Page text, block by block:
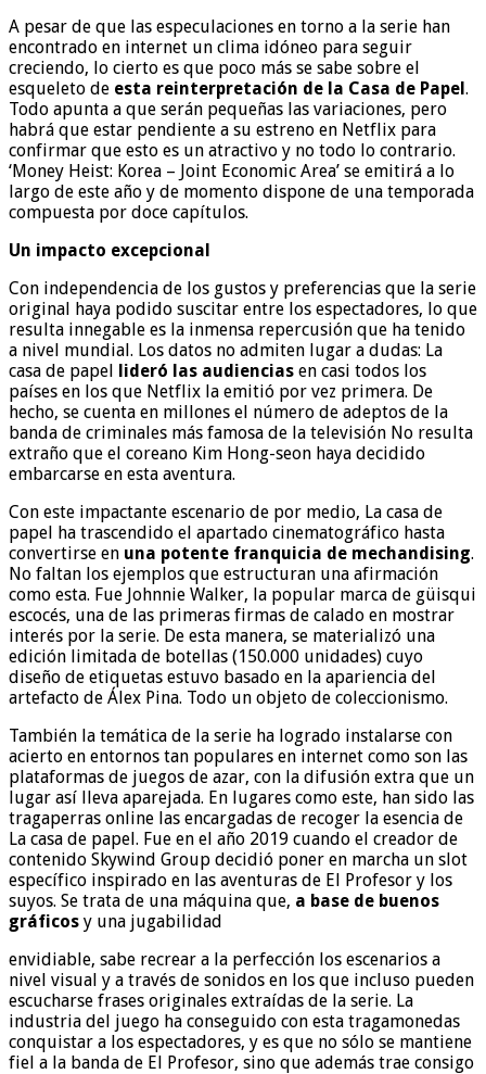
A pesar de que las especulaciones en torno a la serie han
encontrado en internet un clima idóneo para seguir
creciendo, lo cierto es que poco más se sabe sobre el
esqueleto de esta reinterpretación de la Casa de Papel.
Todo apunta a que serán pequeñas las variaciones, pero
habrá que estar pendiente a su estreno en Netflix para
confirmar que esto es un atractivo y no todo lo contrario.
‘Money Heist: Korea – Joint Economic Area’ se emitirá a lo
largo de este año y de momento dispone de una temporada
compuesta por doce capítulos.
Un impacto excepcional
Con independencia de los gustos y preferencias que la serie
original haya podido suscitar entre los espectadores, lo que
resulta innegable es la inmensa repercusión que ha tenido
a nivel mundial. Los datos no admiten lugar a dudas: La
casa de papel lideró las audiencias en casi todos los
países en los que Netflix la emitió por vez primera. De
hecho, se cuenta en millones el número de adeptos de la
banda de criminales más famosa de la televisión No resulta
extraño que el coreano Kim Hong-seon haya decidido
embarcarse en esta aventura.
Con este impactante escenario de por medio, La casa de
papel ha trascendido el apartado cinematográfico hasta
convertirse en una potente franquicia de mechandising.
No faltan los ejemplos que estructuran una afirmación
como esta. Fue Johnnie Walker, la popular marca de güisqui
escocés, una de las primeras firmas de calado en mostrar
interés por la serie. De esta manera, se materializó una
edición limitada de botellas (150.000 unidades) cuyo
diseño de etiquetas estuvo basado en la apariencia del
artefacto de Álex Pina. Todo un objeto de coleccionismo.
También la temática de la serie ha logrado instalarse con
acierto en entornos tan populares en internet como son las
plataformas de juegos de azar, con la difusión extra que un
lugar así lleva aparejada. En lugares como este, han sido las
tragaperras online las encargadas de recoger la esencia de
La casa de papel. Fue en el año 2019 cuando el creador de
contenido Skywind Group decidió poner en marcha un slot
específico inspirado en las aventuras de El Profesor y los
suyos. Se trata de una máquina que, a base de buenos
gráficos y una jugabilidad
envidiable, sabe recrear a la perfección los escenarios a
nivel visual y a través de sonidos en los que incluso pueden
escucharse frases originales extraídas de la serie. La
industria del juego ha conseguido con esta tragamonedas
conquistar a los espectadores, y es que no sólo se mantiene
fiel a la banda de El Profesor, sino que además trae consigo